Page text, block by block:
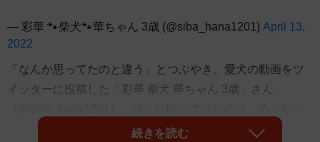
— 彩華 🐾柴犬🐾華ちゃん 3歳 (@siba_hana1201) April 13,
2022
「なんか思ってたのと違う」とつぶやき、愛犬の動画をツ
イッターに投稿した「彩華 柴犬 華ちゃん 3歳」さん
ムキ顔の柴犬！ 美顔ローラーでお顔をコロコロされてい
続きを読む